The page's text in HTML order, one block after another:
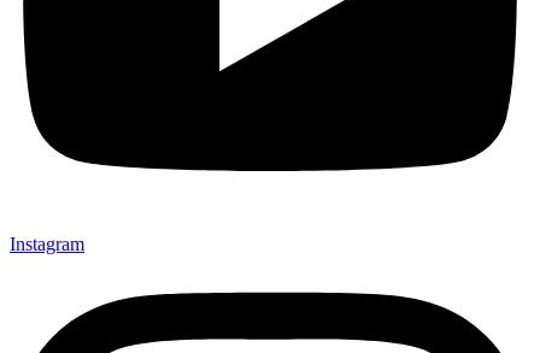
Instagram